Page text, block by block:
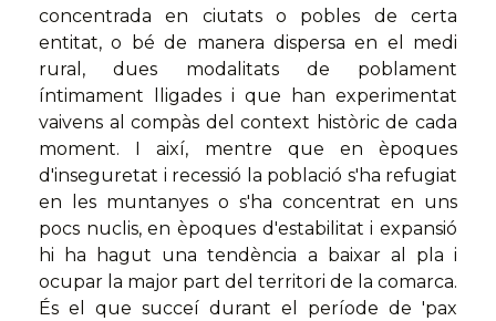
concentrada en ciutats o pobles de certa
entitat, o bé de manera dispersa en el medi
rural, dues modalitats de poblament
íntimament lligades i que han experimentat
vaivens al compàs del context històric de cada
moment. I així, mentre que en èpoques
d'inseguretat i recessió la població s'ha refugiat
en les muntanyes o s'ha concentrat en uns
pocs nuclis, en èpoques d'estabilitat i expansió
hi ha hagut una tendència a baixar al pla i
ocupar la major part del territori de la comarca.
És el que succeí durant el període de 'pax